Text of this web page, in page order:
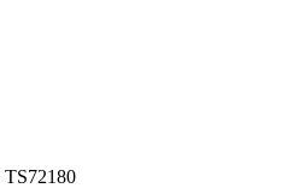
TS72180